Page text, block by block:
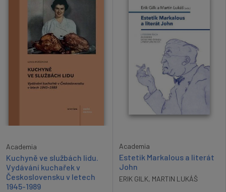
Academia
Kuchyně ve službách lidu.
Vydávání kuchařek v
Československu v letech
1945-1989
Academia
Estetik Markalous a literát
John
ERIK GILK, MARTIN LUKÁŠ